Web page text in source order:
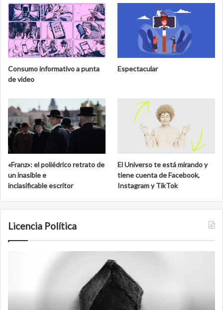
Consumo informativo a punta
de video
Espectacular
«Franz»: el poliédrico retrato de
un inasible e
inclasificable escritor
El Universo te está mirando y
tiene cuenta de Facebook,
Instagram y TikTok
Licencia Política